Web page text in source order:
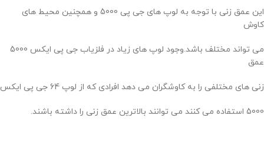
این عمق زنی با توجه به لوپ های جی پی 5000 و همچنین محیط های
کاوش
می تواند مختلف باشد.وجود لوپ های زیاد در فلزیاب جی پی ایکس 5000
عمق
زنی های مختلفی را به کاوشگران می دهد افرادی که از لوپ 64 جی پی ایکس
5000 استفاده می کنند می توانند بالاترین عمق زنی را داشته باشند.